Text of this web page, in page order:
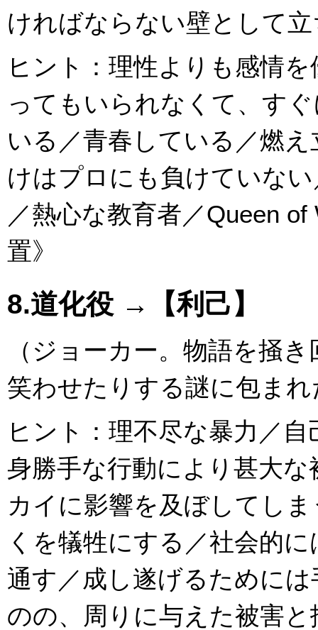
ければならない壁として
ヒント：理性よりも感情
ってもいられなくて、す
いる／青春している／燃
けはプロにも負けていな
／熱心な教育者／Queen
置》
8.道化役 →【利己】
（ジョーカー。物語を掻
笑わせたりする謎に包ま
ヒント：理不尽な暴力／
身勝手な行動により甚大
カイに影響を及ぼしてし
くを犠牲にする／社会的
通す／成し遂げるために
のの、周りに与えた被害